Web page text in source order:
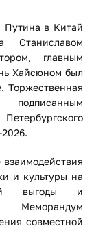
Путина в Китай
Станиславом
главным
Хайсюном был
Торжественная
и культуры на
выгоды и
совместной